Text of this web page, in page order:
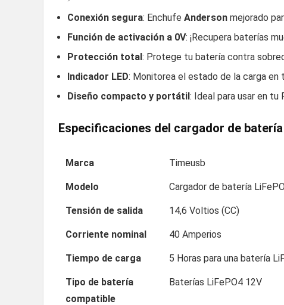
Conexión segura: Enchufe Anderson mejorado
Función de activación a 0V: ¡Recupera baterías
Protección total: Protege tu batería contra
Indicador LED: Monitorea el estado de la carga en
Diseño compacto y portátil: Ideal para usar en tu
Especificaciones del cargador de batería
Marca Timeusb
Modelo Cargador de batería
Tensión de salida 14,6 Voltios (CC)
Corriente nominal 40 Amperios
Tiempo de carga 5 Horas para una batería
Tipo de batería
compatible
Baterías LiFePO4 12V